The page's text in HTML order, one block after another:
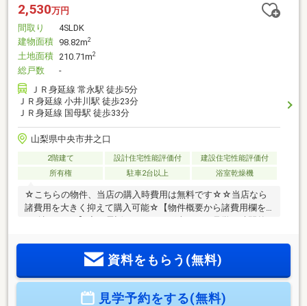
2,530万円
間取り
4SLDK
建物面積 98.82m2
土地面積 210.71m2
総戸数
-
ＪＲ身延線 常永駅 徒歩5分
ＪＲ身延線 小井川駅 徒歩23分
ＪＲ身延線 国母駅 徒歩33分
山梨県中央市井之口
2階建て 設計住宅性能評価付
建設住宅性能評価付
所有権
駐車2台以上 浴室乾燥機
☆こちらの物件、当店の購入時費用は無料です☆☆当店なら
諸費用を大きく抑えて購入可能☆【物件概要から諸費用欄を
ご確認下さい】◆お電話いただければ当日のご見学や時間外
長く安心して暮らせる住まい!! ■フラット３５Ｓ（１０年金利
優遇）利用可能■住宅ローン減税13年間 控除率0.7%■耐震等
備■設計住宅性能評価書、建設住宅性能評価書■「制震性能」
を兼ね備えた住宅お気軽にご連絡下さいませ！●住宅ローンの
資料をもらう(無料)
見学予約をする(無料)